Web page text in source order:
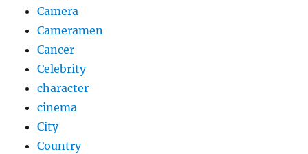
Camera
Cameramen
Cancer
Celebrity
character
cinema
City
Country